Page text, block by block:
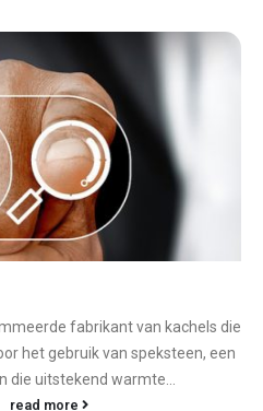
vooraanstaande fabrikant van
met zijn hoofdkantoor in
Het bedrijf werd opgericht met de...
read more